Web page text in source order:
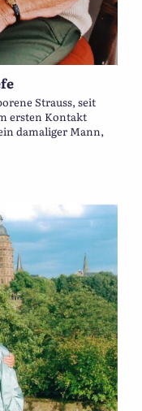
Strauss, seit
ersten Kontakt
damaliger Mann,